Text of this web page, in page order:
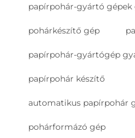
papírpohár-gyártó gépek
pohárkészítő gép
papírpohár-gyártógép
papírpohár készítő
automatikus papírpohár
pohárformázó gép